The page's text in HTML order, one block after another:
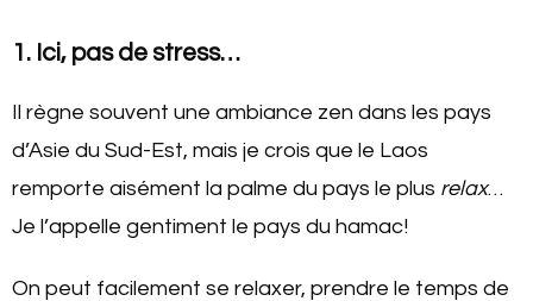
1. Ici, pas de stress…
Il règne souvent une ambiance zen dans les pays
d’Asie du Sud-Est, mais je crois que le Laos
remporte aisément la palme du pays le plus relax…
Je l’appelle gentiment le pays du hamac!
On peut facilement se relaxer, prendre le temps de